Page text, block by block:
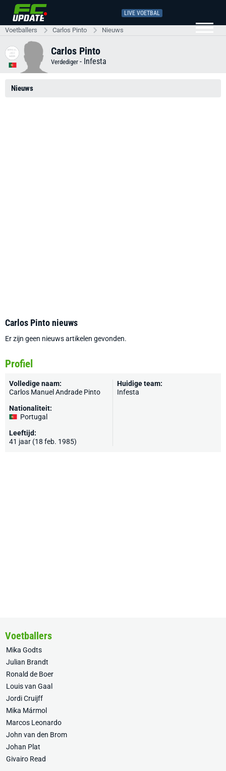
LIVE VOETBAL
Voetballers Carlos Pinto Nieuws
Carlos Pinto
Verdediger - Infesta
Nieuws
Carlos Pinto nieuws
Er zijn geen nieuws artikelen gevonden.
Profiel
Volledige naam:
Carlos Manuel Andrade Pinto
Nationaliteit:
Portugal
Leeftijd:
41 jaar (18 feb. 1985)
Huidige team:
Infesta
Voetballers
Mika Godts
Julian Brandt
Ronald de Boer
Louis van Gaal
Jordi Cruijff
Mika Mármol
Marcos Leonardo
John van den Brom
Johan Plat
Givairo Read